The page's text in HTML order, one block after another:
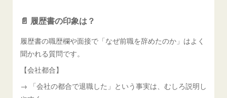
📄 履歴書の印象は？
履歴書の職歴欄や面接で「なぜ前職を辞めたのか」はよく
聞かれる質問です。
【会社都合】
→ 「会社の都合で退職した」という事実は、むしろ説明し